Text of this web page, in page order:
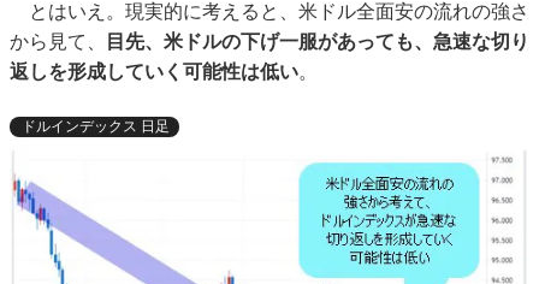
とはいえ。現実的に考えると、米ドル全面安の流れの強さ
から見て、
目先、米ドルの下げ一服があっても、急速な切り
返しを形成していく可能性は低い。
ドルインデックス 日足